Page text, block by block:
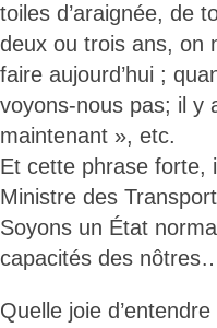
toiles d’araignée, de
deux ou trois ans, on
faire aujourd’hui ;
voyons-nous pas; il y
maintenant », etc.
Et cette phrase forte,
Ministre des
Soyons un État
capacités des
Quelle joie